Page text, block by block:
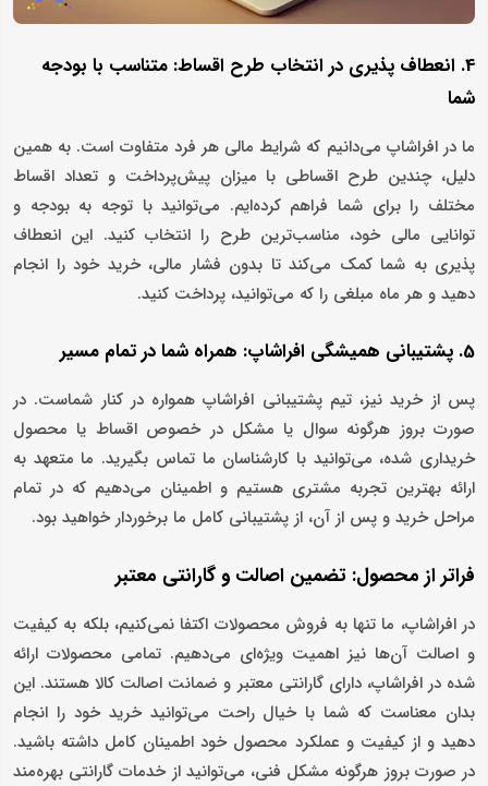
4. انعطاف‌ پذیری در انتخاب طرح اقساط: متناسب با بودجه
شما
ما در افراشاپ می‌دانیم که شرایط مالی هر فرد متفاوت است. به همین
دلیل، چندین طرح اقساطی با میزان پیش‌پرداخت و تعداد اقساط
مختلف را برای شما فراهم کرده‌ایم. می‌توانید با توجه به بودجه و
توانایی مالی خود، مناسب‌ترین طرح را انتخاب کنید. این انعطاف
‌پذیری به شما کمک می‌کند تا بدون فشار مالی، خرید خود را انجام
دهید و هر ماه مبلغی را که می‌توانید، پرداخت کنید.
5. پشتیبانی همیشگی افراشاپ: همراه شما در تمام مسیر
پس از خرید نیز، تیم پشتیبانی افراشاپ همواره در کنار شماست. در
صورت بروز هرگونه سوال یا مشکل در خصوص اقساط یا محصول
خریداری شده، می‌توانید با کارشناسان ما تماس بگیرید. ما متعهد به
ارائه بهترین تجربه مشتری هستیم و اطمینان می‌دهیم که در تمام
مراحل خرید و پس از آن، از پشتیبانی کامل ما برخوردار خواهید بود.
فراتر از محصول: تضمین اصالت و گارانتی معتبر
در افراشاپ، ما تنها به فروش محصولات اکتفا نمی‌کنیم، بلکه به کیفیت
و اصالت آن‌ها نیز اهمیت ویژه‌ای می‌دهیم. تمامی محصولات ارائه
شده در افراشاپ، دارای گارانتی معتبر و ضمانت اصالت کالا هستند. این
بدان معناست که شما با خیال راحت می‌توانید خرید خود را انجام
دهید و از کیفیت و عملکرد محصول خود اطمینان کامل داشته باشید.
در صورت بروز هرگونه مشکل فنی، می‌توانید از خدمات گارانتی بهره‌مند